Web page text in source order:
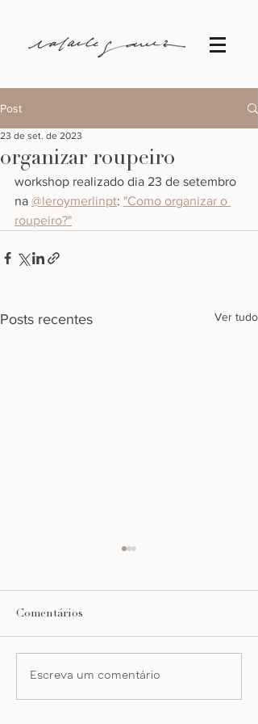
Post
organizar roupeiro
23 de set. de 2023
workshop realizado dia 23 de setembro
na @leroymerlinpt: "Como organizar o
roupeiro?"
Posts recentes Ver tudo
organizar cozinha
Comentários
Escreva um comentário